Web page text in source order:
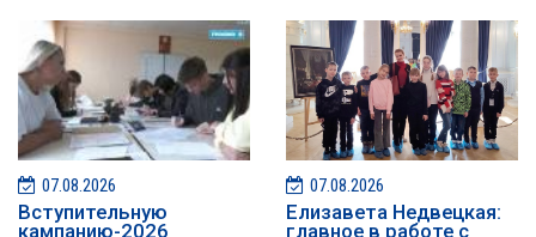
07.08.2026
️️Вступительную
кампанию-2026
07.08.2026
Елизавета Недвецкая:
главное в работе с